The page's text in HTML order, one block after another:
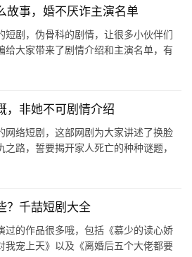
故事，婚不厌诈主演名单
短剧，伪骨科的剧情，让很多小伙伴们
给大家带来了剧情介绍和主演名单，有
，非她不可剧情介绍
网络短剧，这部网剧为大家讲述了换脸
路，誓要揭开家人死亡的种种谜题，
？千喆短剧大全
过的作品很多哦，包括《慕少的读心娇
我宠上天》以及《离婚后五个大佬都要